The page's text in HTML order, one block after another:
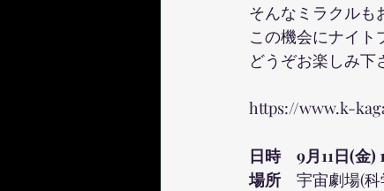
そんなミラクルも
この機会にナイト
どうぞお楽しみ下
https://www.k-
日時　9月11日(金
場所 宇宙劇場(科